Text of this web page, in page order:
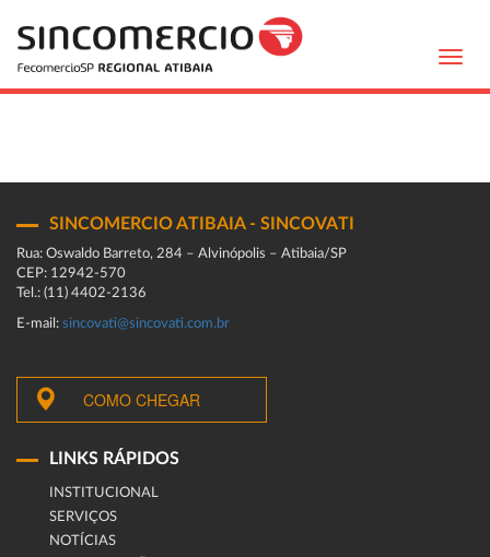
SINCOMERCIO ATIBAIA - SINCOVATI
Rua: Oswaldo Barreto, 284 – Alvinópolis – Atibaia/SP
CEP: 12942-570
Tel.: (11) 4402-2136
E-mail: sincovati@sincovati.com.br
COMO CHEGAR
LINKS RÁPIDOS
INSTITUCIONAL
SERVIÇOS
NOTÍCIAS